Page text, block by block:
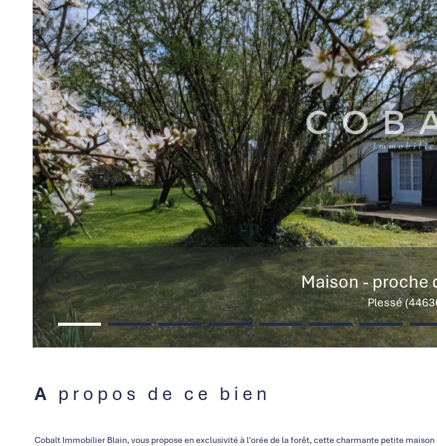
Maison - proche
Plessé
A propos de ce bien
Cobalt Immobilier Blain, vous propose en exclusivité à l'orée de la forêt, cette charmante petite maison